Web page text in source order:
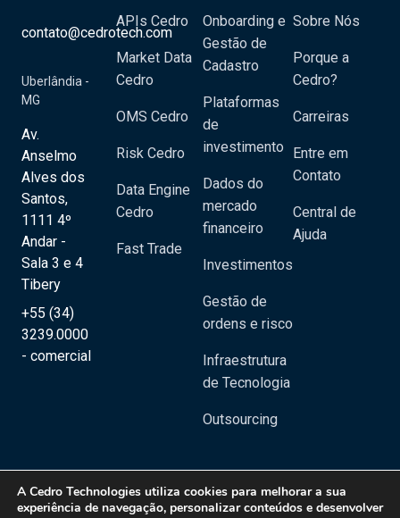
A Cedro Technologies utiliza cookies para melhorar a sua
experiência de navegação, personalizar conteúdos e desenvolver
contato@cedrotech.com
Uberlândia -
MG
Av.
Anselmo
Alves dos
Santos,
1111 4º
Andar -
Sala 3 e 4
Tibery
+55 (34)
3239.0000
- comercial
APIs Cedro
Market Data
Cedro
OMS Cedro
Risk Cedro
Data Engine
Cedro
Fast Trade
Onboarding e
Gestão de
Cadastro
Plataformas
de
investimento
Dados do
mercado
financeiro
Investimentos
Gestão de
ordens e risco
Infraestrutura
de Tecnologia
Outsourcing
Sobre Nós
Porque a
Cedro?
Carreiras
Entre em
Contato
Central de
Ajuda